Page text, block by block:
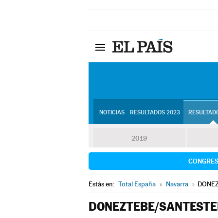
NOTICIAS RESULTADOS 2023
2019
Estás en: Total España » Navarra »
DONEZTEBE/